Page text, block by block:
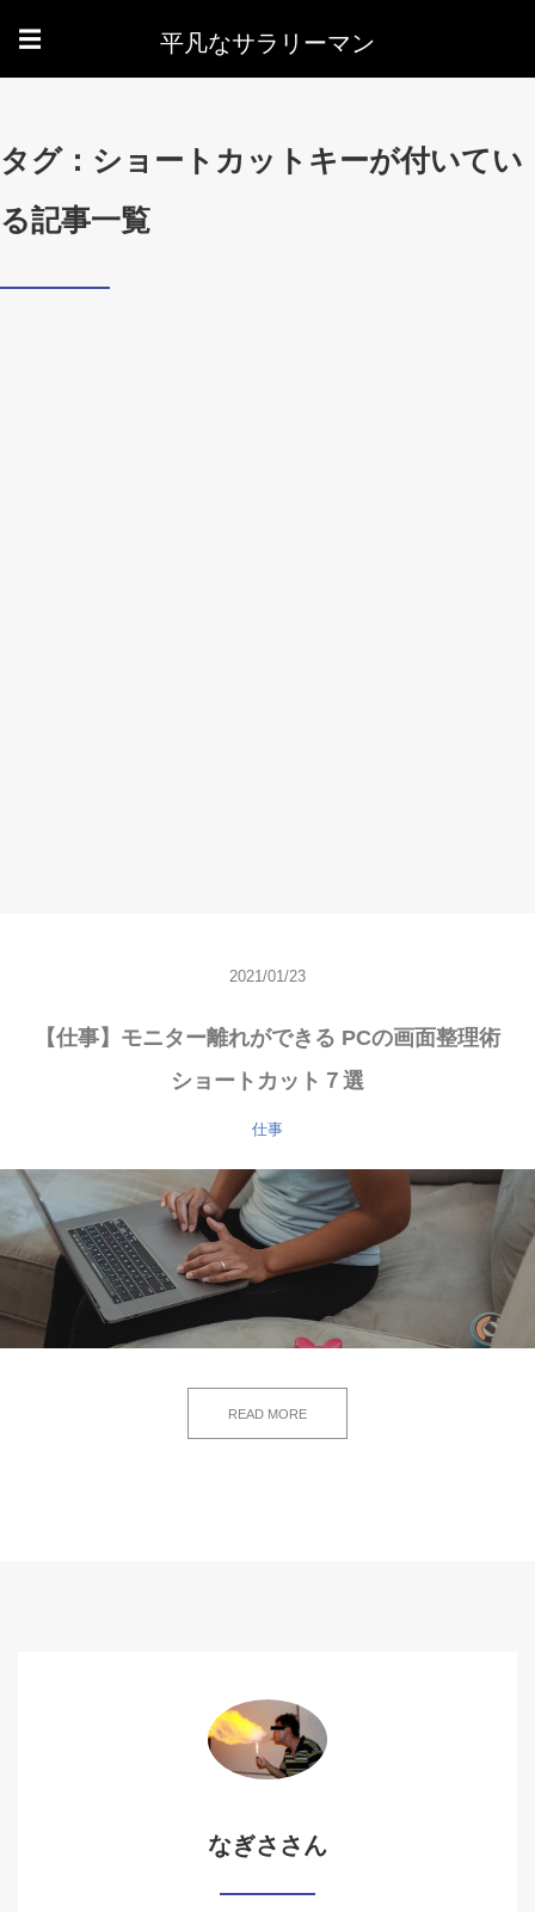
☰ 平凡なサラリーマン
タグ：ショートカットキーが付いてい
る記事一覧
2021/01/23
【仕事】モニター離れができる PCの画面整理術
ショートカット７選
仕事
READ MORE
なぎささん